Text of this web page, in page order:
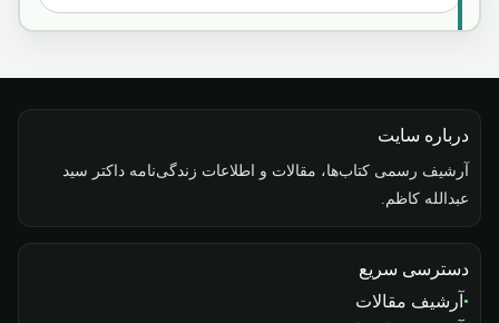
درباره سایت
آرشیف رسمی کتاب‌ها، مقالات و اطلاعات زندگی‌نامه داکتر سید
عبدالله کاظم.
دسترسی سریع
آرشیف مقالات